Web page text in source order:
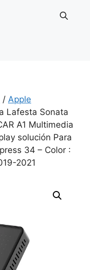
/ Apple
Lafesta Sonata
A1 Multimedia
solución Para
34 – Color :
2021